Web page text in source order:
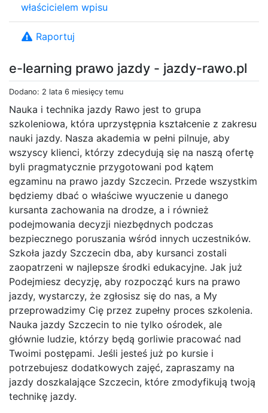
e-learning prawo jazdy - jazdy-rawo.pl
Dodano: 2 lata 6 miesięcy temu
Nauka i technika jazdy Rawo jest to grupa
szkoleniowa, która uprzystępnia kształcenie z zakresu
nauki jazdy. Nasza akademia w pełni pilnuje, aby
wszyscy klienci, którzy zdecydują się na naszą ofertę
byli pragmatycznie przygotowani pod kątem
egzaminu na prawo jazdy Szczecin. Przede wszystkim
będziemy dbać o właściwe wyuczenie u danego
kursanta zachowania na drodze, a i również
podejmowania decyzji niezbędnych podczas
bezpiecznego poruszania wśród innych uczestników.
Szkoła jazdy Szczecin dba, aby kursanci zostali
zaopatrzeni w najlepsze środki edukacyjne. Jak już
Podejmiesz decyzję, aby rozpocząć kurs na prawo
jazdy, wystarczy, że zgłosisz się do nas, a My
przeprowadzimy Cię przez zupełny proces szkolenia.
Nauka jazdy Szczecin to nie tylko ośrodek, ale
głównie ludzie, którzy będą gorliwie pracować nad
Twoimi postępami. Jeśli jesteś już po kursie i
potrzebujesz dodatkowych zajęć, zapraszamy na
jazdy doszkalające Szczecin, które zmodyfikują twoją
technikę jazdy.
właścicielem wpisu
Raportuj